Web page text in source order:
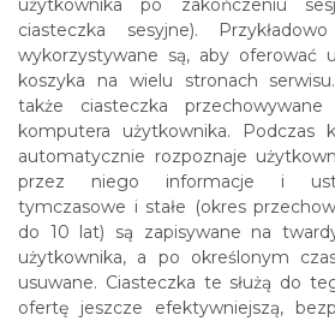
użytkownika po zakończeniu
ciasteczka sesyjne).
wykorzystywane są, aby oferować
koszyka na wielu stronach
także ciasteczka
komputera użytkownika. Podczas
automatycznie rozpoznaje
przez niego informacje i
tymczasowe i stałe (okres
do 10 lat) są zapisywane na
użytkownika, a po określonym
usuwane. Ciasteczka te służą do
ofertę jeszcze efektywniejszą,